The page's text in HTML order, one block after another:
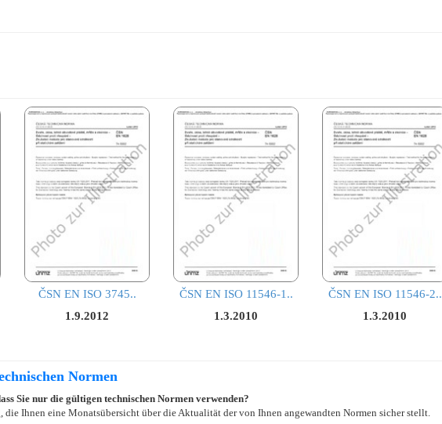
ČSN EN ISO 3745..
1.9.2012
ČSN EN ISO 11546-1..
1.3.2010
ČSN EN ISO 11546-2..
1.3.2010
Normen
Sie nur die gültigen technischen Normen verwenden?
die Ihnen eine Monatsübersicht über die Aktualität der von Ihnen angewandten Normen sicher stellt.